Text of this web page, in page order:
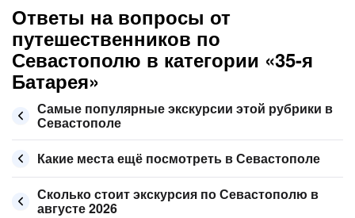
Ответы на вопросы от
путешественников по
Севастополю в категории «35-я
Батарея»
Самые популярные экскурсии этой рубрики в
Севастополе
Какие места ещё посмотреть в Севастополе
Сколько стоит экскурсия по Севастополю в
августе 2026